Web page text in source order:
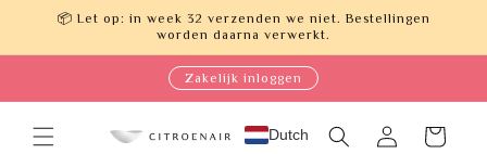
naar de
📦 Let op: in week 32 verzenden we niet. Bestellingen
worden daarna verwerkt.
Zakelijk inloggen
Dutch InloggenWinkelwagen